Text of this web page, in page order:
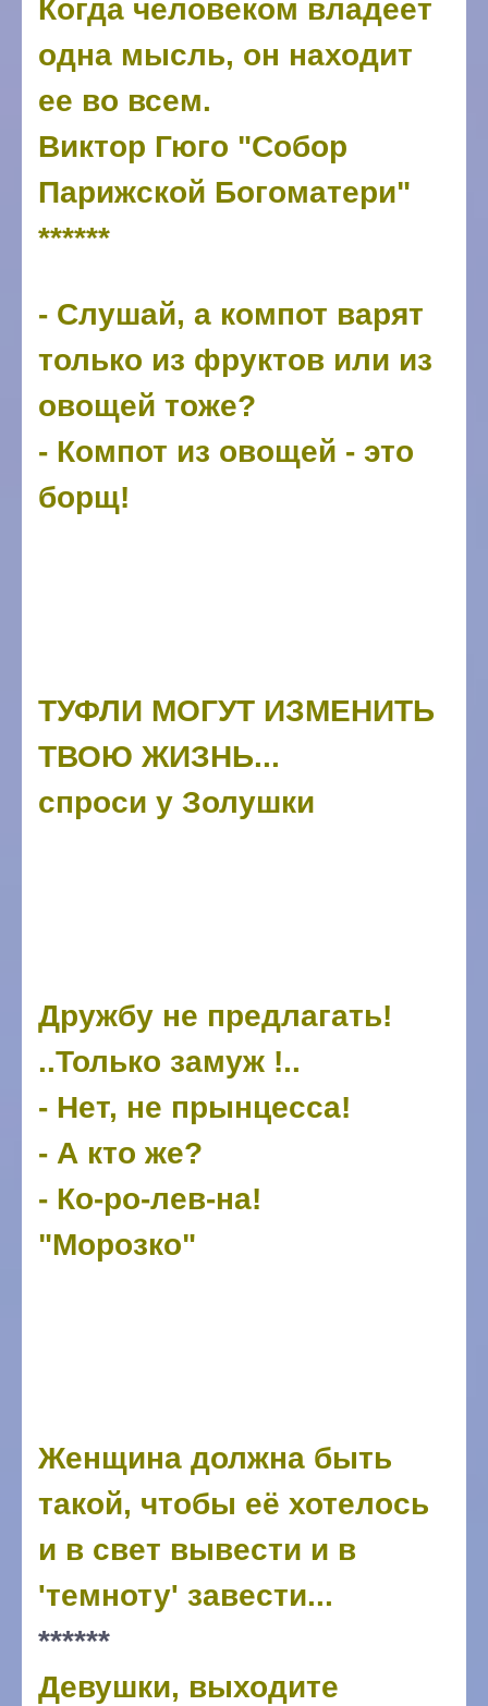
Когда человеком владеет
одна мысль, он находит
ее во всем.
Виктор Гюго "Собор
Парижской Богоматери"
******
- Слушай, а компот варят
только из фруктов или из
овощей тоже?
- Компот из овощей - это
борщ!
ТУФЛИ МОГУТ ИЗМЕНИТЬ
ТВОЮ ЖИЗНЬ...
спроси у Золушки
Дружбу не предлагать!
..Только замуж !..
- Нет, не прынцесса!
- А кто же?
- Ко-ро-лев-на!
"Морозко"
Женщина должна быть
такой, чтобы её хотелось
и в свет вывести и в
'темноту' завести...
******
Девушки, выходите